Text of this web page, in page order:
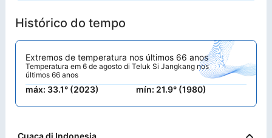
Histórico do tempo
Extremos de temperatura nos últimos 66 anos
Temperatura em 6 de agosto di Teluk Si Jangkang nos
últimos 66 anos
máx: 33.1° (2023) mín: 21.9° (1980)